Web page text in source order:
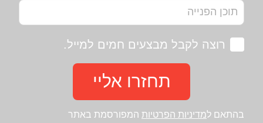
רוצה לקבל מבצעים חמים למייל.
תחזרו אליי
בהתאם למדיניות הפרטיות המפורסמת באתר